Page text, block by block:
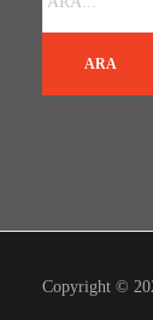
ARA
Copyright ©